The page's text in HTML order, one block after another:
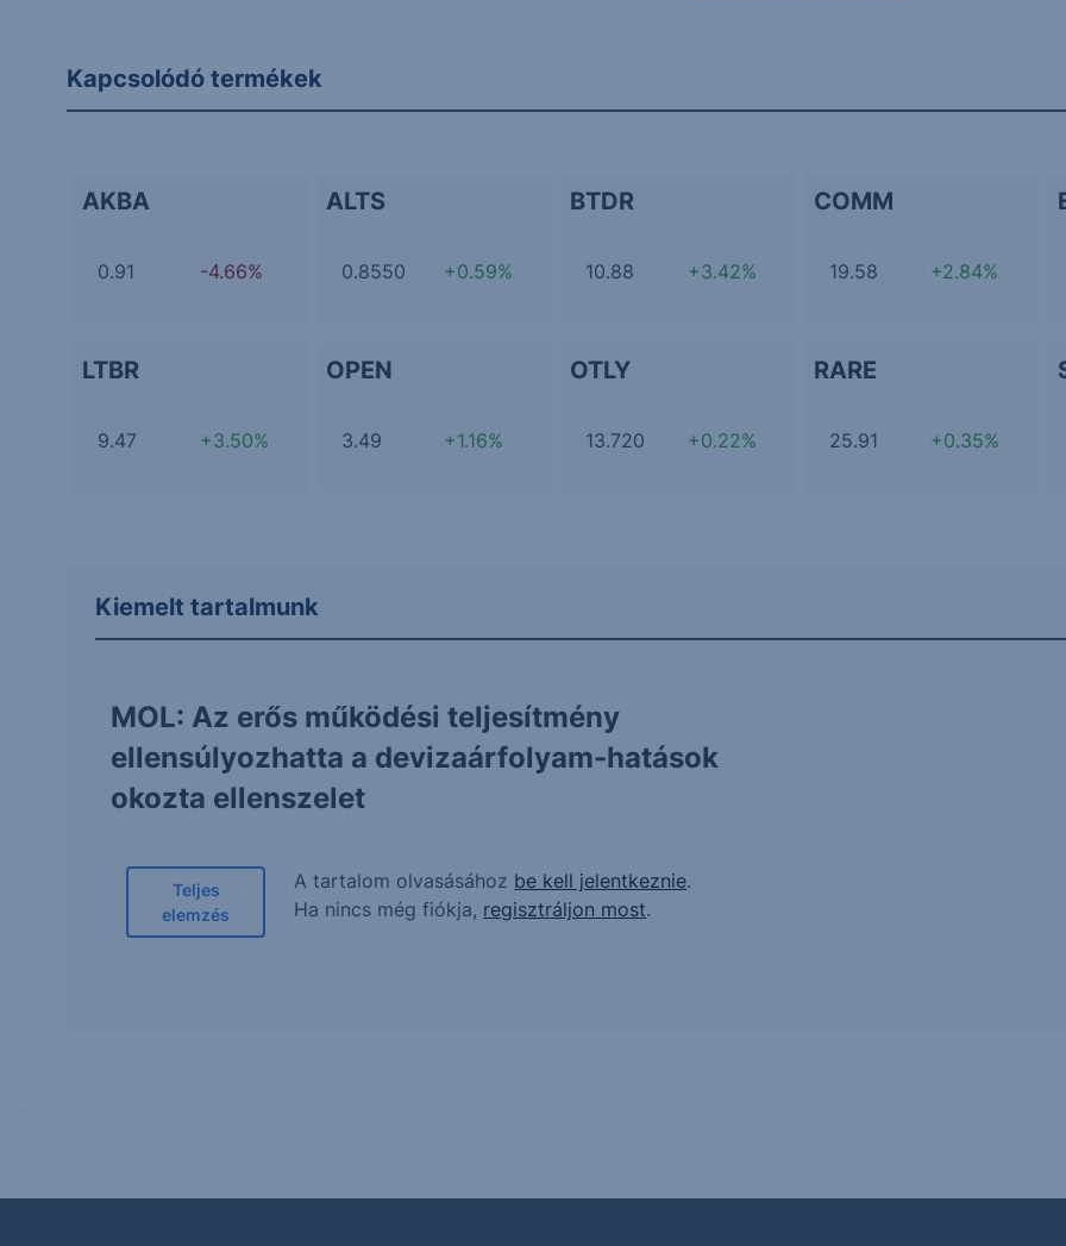
Kapcsolódó termékek
AKBA
0.91 -4.66%
ALTS
0.8550 +0.59%
BTDR
10.88 +3.42%
COMM
19.58 +2.84%
LTBR
9.47 +3.50%
OPEN
3.49 +1.16%
OTLY
13.720 +0.22%
RARE
25.91 +0.35%
Kiemelt tartalmunk
MOL: Az erős működési teljesítmény
ellensúlyozhatta a devizaárfolyam-hatások
okozta ellenszelet
Teljes
elemzés
A tartalom olvasásához be kell jelentkeznie.
Ha nincs még fiókja, regisztráljon most.